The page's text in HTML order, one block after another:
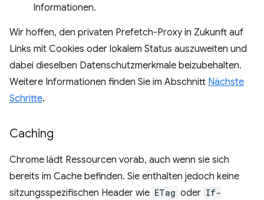
Informationen.
Wir hoffen, den privaten Prefetch-Proxy in Zukunft auf
Links mit Cookies oder lokalem Status auszuweiten und
dabei dieselben Datenschutzmerkmale beizubehalten.
Weitere Informationen finden Sie im Abschnitt Nächste
Schritte.
Caching
Chrome lädt Ressourcen vorab, auch wenn sie sich
bereits im Cache befinden. Sie enthalten jedoch keine
sitzungsspezifischen Header wie ETag oder If-